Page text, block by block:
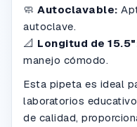
🧼 Autoclavable:
autoclave.
📐 Longitud de
manejo cómodo.
Esta pipeta es ideal
laboratorios
de calidad,